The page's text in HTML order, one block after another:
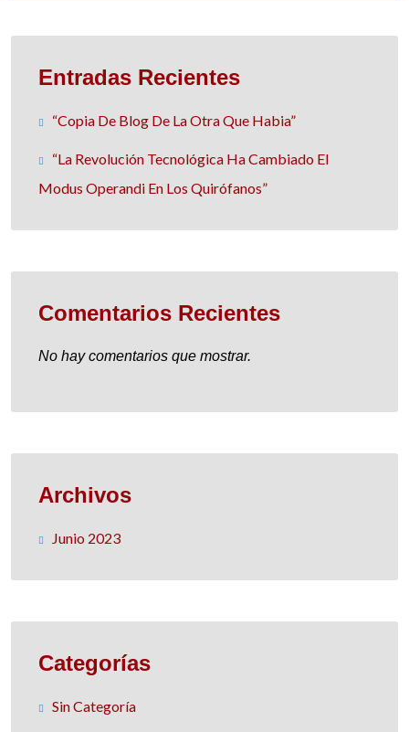
Entradas Recientes
“Copia De Blog De La Otra Que Habia”
“La Revolución Tecnológica Ha Cambiado El
Modus Operandi En Los Quirófanos”
Comentarios Recientes
No hay comentarios que mostrar.
Archivos
Junio 2023
Categorías
Sin Categoría